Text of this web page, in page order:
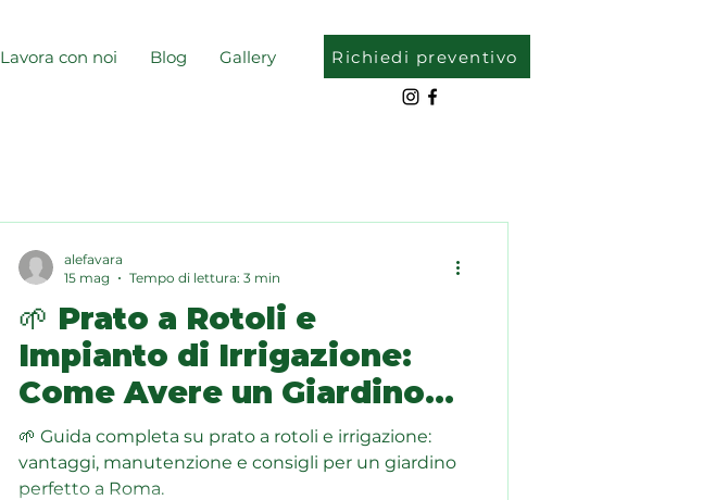
Lavora con noi Blog Gallery Richiedi preventivo
🌱 Prato a Rotoli e
Impianto di Irrigazione:
Come Avere un Giardino
Verde e Ordinato Tutto
l’Anno a Roma
🌱 Guida completa su prato a rotoli e irrigazione:
vantaggi, manutenzione e consigli per un giardino
perfetto a Roma.
alefavara
15 mag
Tempo di lettura: 3 min